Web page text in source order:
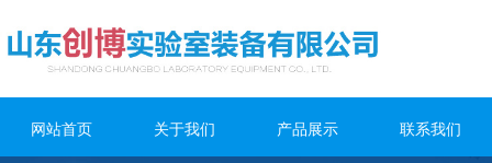
网站首页 关于我们 产品展示 联系我们